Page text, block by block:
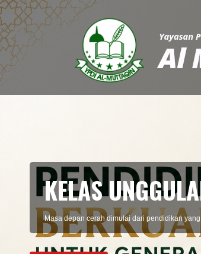
WELCOME TO
Perbuatan yang ikhlas berasal dari hati yang
2024 kita menjadi pribadi yang lebih santun